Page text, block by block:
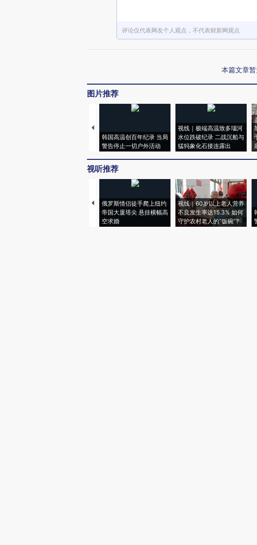
评论仅代表网友个人观点，不代表财新网观点
本篇文章
图片推荐
韩国高温创百年纪录 当局
警告停止一切户外活动
视线｜极端高温致多瑙河
水位跌破纪录 二战沉船与
猛犸象化石接连露出
视听推荐
俄罗斯情侣徒手爬上纽约
帝国大厦塔尖 悬挂横幅高
空求婚
视线｜60岁以上老人营养
不良发生率达15.3% 如何
守护农村老人的“饭碗”?